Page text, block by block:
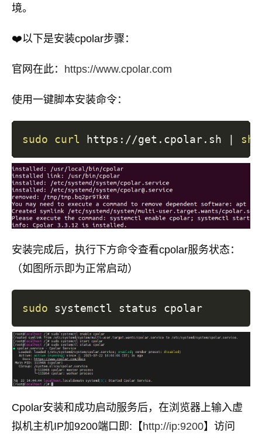
境。
❤️以下是安装cpolar步骤：
官网在此： https://www.cpolar.com
使用一键脚本安装命令：
sudo curl https://get.cpolar.sh sh
安装完成后，执行下方命令查看cpolar服务状态：
（如图所示即为正常启动）
sudo
Cpolar安装和成功启动服务后，在浏览器上输入虚
拟机主机IP加9200端口即:【http://ip:9200】访问